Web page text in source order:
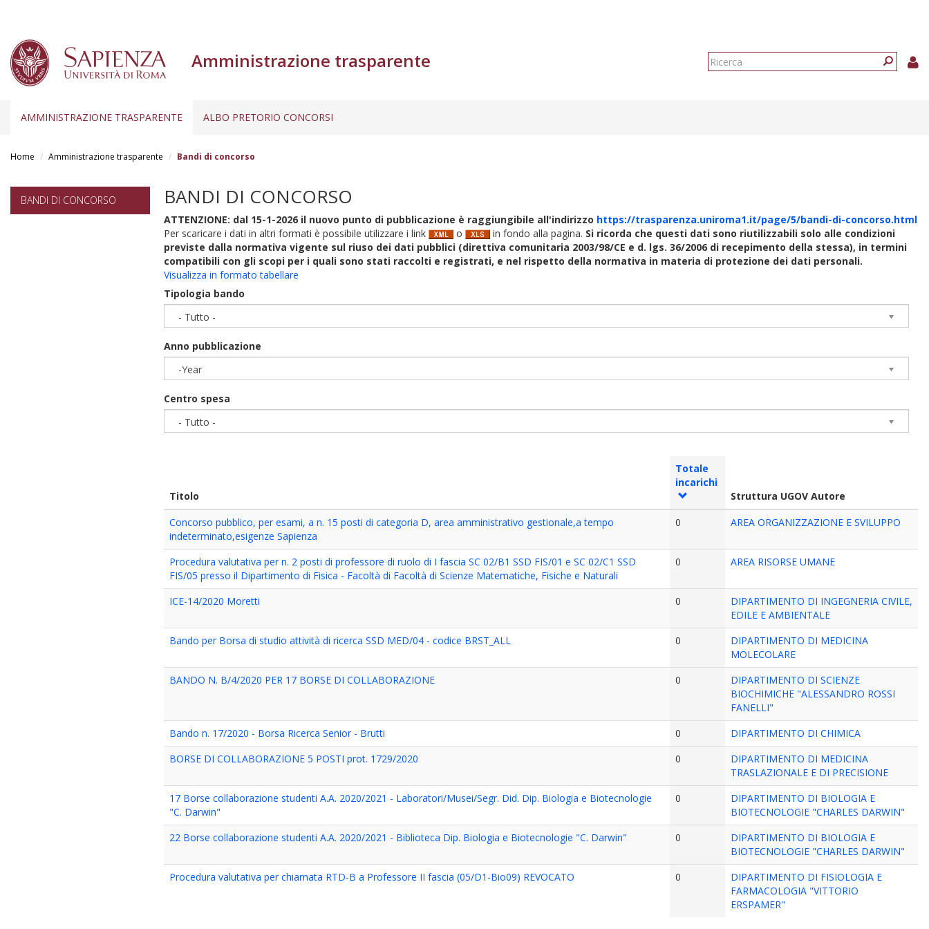
Amministrazione trasparente
Form
AMMINISTRAZIONE TRASPARENTE ALBO PRETORIO CONCORSI
Home Amministrazione trasparente Bandi di concorso
BANDI DI CONCORSO BANDI DI CONCORSO
ATTENZIONE: dal 15-1-2026 il nuovo punto di pubblicazione è raggiungibile all'indirizzo https://trasparenza.uniroma1.it/page/5/bandi-di-concorso.html
Per scaricare i dati in altri formati è possibile utilizzare i link
o in fondo alla pagina. Si ricorda che questi dati sono riutilizzabili solo alle condizioni
previste dalla normativa vigente sul riuso dei dati pubblici (direttiva comunitaria 2003/98/CE e d. lgs. 36/2006 di recepimento della stessa), in termini
compatibili con gli scopi per i quali sono stati raccolti e registrati, e nel rispetto della normativa in materia di protezione dei dati personali.
Visualizza in formato tabellare
Tipologia bando
- Tutto -
Anno pubblicazione
-Year
Centro spesa
- Tutto -
Titolo
Totale
incarichi
Struttura UGOV Autore
Concorso pubblico, per esami, a n. 15 posti di categoria D, area amministrativo gestionale,a tempo
indeterminato,esigenze Sapienza
0 AREA ORGANIZZAZIONE E SVILUPPO
Procedura valutativa per n. 2 posti di professore di ruolo di I fascia SC 02/B1 SSD FIS/01 e SC 02/C1 SSD
FIS/05 presso il Dipartimento di Fisica - Facoltà di Facoltà di Scienze Matematiche, Fisiche e Naturali
0 AREA RISORSE UMANE
ICE-14/2020 Moretti 0
DIPARTIMENTO DI INGEGNERIA CIVILE,
EDILE E AMBIENTALE
Bando per Borsa di studio attività di ricerca SSD MED/04 - codice BRST_ALL
0
DIPARTIMENTO DI MEDICINA
MOLECOLARE
BANDO N. B/4/2020 PER 17 BORSE DI COLLABORAZIONE
0
DIPARTIMENTO DI SCIENZE
BIOCHIMICHE "ALESSANDRO ROSSI
FANELLI"
Bando n. 17/2020 - Borsa Ricerca Senior - Brutti
0
DIPARTIMENTO DI CHIMICA
BORSE DI COLLABORAZIONE 5 POSTI prot. 1729/2020
0
DIPARTIMENTO DI MEDICINA
TRASLAZIONALE E DI PRECISIONE
17 Borse collaborazione studenti A.A. 2020/2021 - Laboratori/Musei/Segr. Did. Dip. Biologia e Biotecnologie
"C. Darwin"
0
DIPARTIMENTO DI BIOLOGIA E
BIOTECNOLOGIE "CHARLES DARWIN"
22 Borse collaborazione studenti A.A. 2020/2021 - Biblioteca Dip. Biologia e Biotecnologie "C. Darwin"
0
DIPARTIMENTO DI BIOLOGIA E
BIOTECNOLOGIE "CHARLES DARWIN"
Procedura valutativa per chiamata RTD-B a Professore II fascia (05/D1-Bio09) REVOCATO
0
DIPARTIMENTO DI FISIOLOGIA E
FARMACOLOGIA "VITTORIO
ERSPAMER"